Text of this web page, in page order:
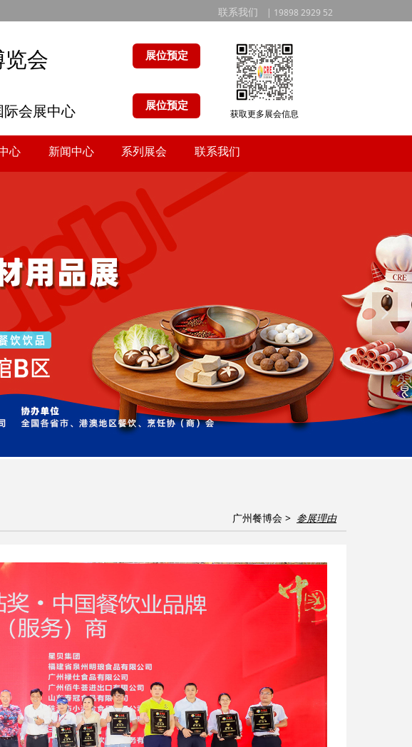
联系我们 | 19898 2929 52
넲
会
际会展中心
展位预定
展位预定
获取更多展会信息
心 新闻中心 系列展会 联系我们
联系我们
广州餐博会 > 参展理由